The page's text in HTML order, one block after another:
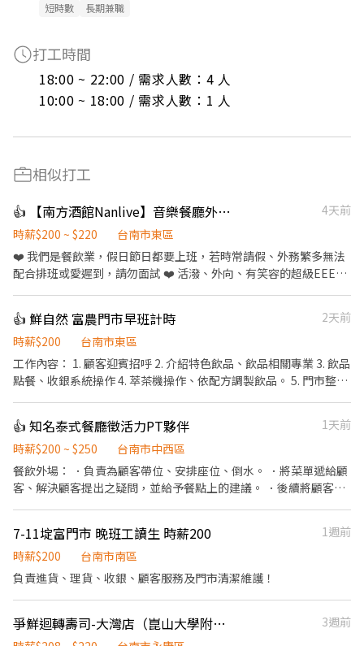
短時數 長期兼職
打工時間
18:00 ~ 22:00 / 需求人數：4 人
10:00 ~ 18:00 / 需求人數：1 人
相似打工
👍 【南方酒館Nanlive】音樂餐廳外場送餐人員｜超高獎金制度
4天前
時薪$200 ~ $220
台南市東區
❤️ 我們是餐飲業，假日節日都要上班，若時常請假、外務繁多無法
配合排班或愛遲到，請勿面試 ❤️ 活潑、外向、有笑容的超級EEEE
決顧客提出之疑問，並給予餐點上的建議。 ．後續將顧客點餐訊息
通知廚房做餐。 ．於顧客用餐完畢後，負責收拾碗盤與清理環境。
【未來你可以學到】 ．舞台演出者的配線處理 ．音控台與燈控台的
基本操作 ．基本調酒製作 【福利】 ·基本勞保 ·員工聚會，跑
👍 鮮自然 富農門市早班計時
2天前
時薪$200
台南市東區
工作內容： 1. 顧客迎賓招呼 2. 介紹特色飲品、飲品相關專業 3. 飲品
點餐、收銀系統操作 4. 萃茶機操作、依配方調製飲品。 5. 門市整潔
👍 知名泰式餐廳徵活力PT夥伴
1天前
時薪$200 ~ $250
台南市中西區
餐飲外場： ．負責為顧客帶位、安排座位、倒水。 ．將菜單遞給顧
客、解決顧客提出之疑問，並給予餐點上的建議。 ．後續將顧客點
負責結帳、收銀等工作。 餐飲內場： ．擔任廚師的助手，處理烹飪
前與烹飪中之準備工作與其他餐廳相關事務。 ．負責洗、剝、削、
切各種食材。 ．負責清理工作環境、設備和餐具。 ．準備不同餐點
7-11埞富門市 晚班工讀生 時薪200
1週前
時薪$200
台南市南區
負責進貨、理貨、收銀、顧客服務及門市清潔維護！
爭鮮迴轉壽司-大灣店（崑山大學附近） 晚班/全日班工讀
3週前